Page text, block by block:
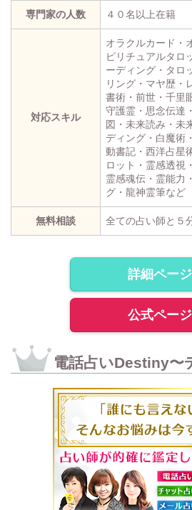
専門家の人数 ４０名以上在籍
対応スキル
オラクルカード・
ピリチュアルタロ
ーディング・タロ
リング・マヤ歴・
書術・前世・千里
守護霊・思念伝達
図・未来読み・未
ディング・白魔術
動書記・西洋占星
ロット・霊感透視
霊感魂伝・霊能力
グ・龍神霊筆など
無料相談 全ての占い師と５
詳細ページ
公式ページ
電話占いDestiny〜